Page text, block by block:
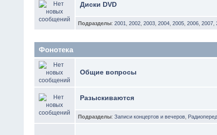
Диски DVD
Подразделы: 2001 2002 2003 2004 2005 2006 2007
Фонотека
Общие вопросы
Разыскиваются
Подразделы: Записи концертов и вечеров